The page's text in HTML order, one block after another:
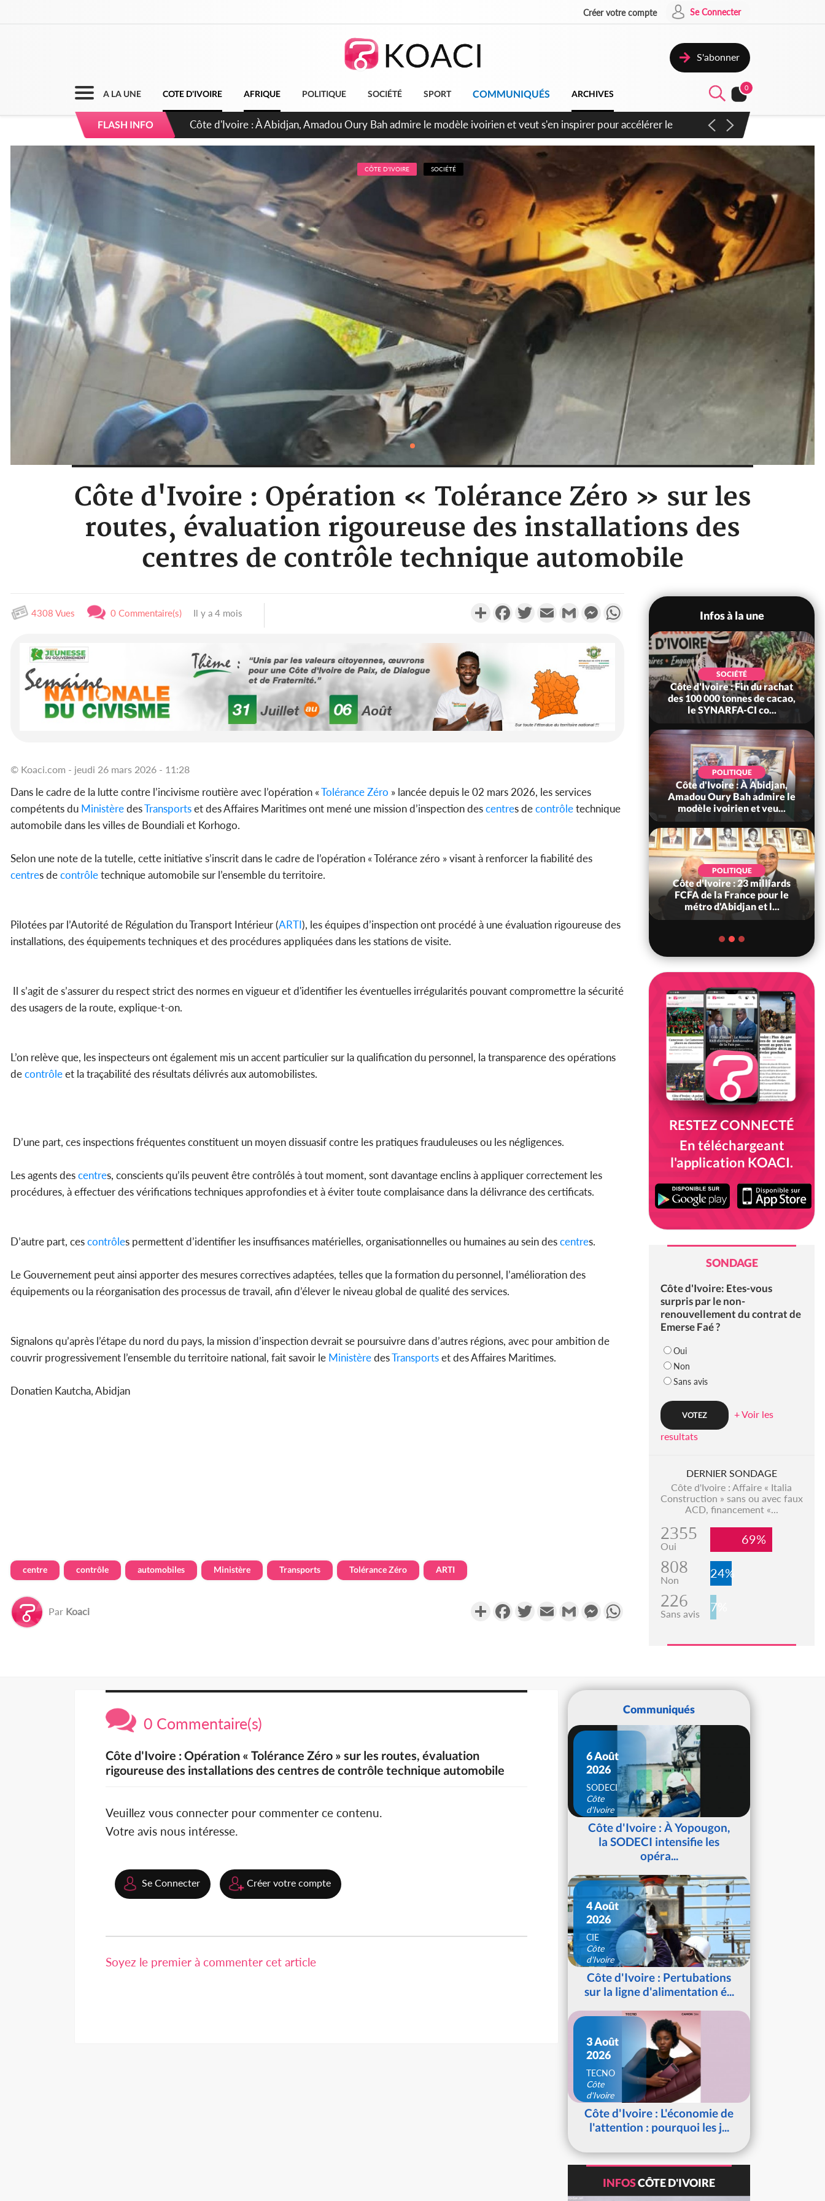
Créer votre compte Se Connecter
S'abonner
A LA UNE COTE D'IVOIRE AFRIQUE POLITIQUE SOCIÉTÉ SPORT COMMUNIQUÉS ARCHIVES
0
FLASH INFO
Côte d'Ivoire : À Abidjan, Amadou Oury Bah admire le modèle ivoirien et veut s'en inspirer pour accélérer le
développement de la Guinée
CÔTE D'IVOIRE SOCIÉTÉ
Côte d'Ivoire : Opération « Tolérance Zéro » sur les
routes, évaluation rigoureuse des installations des
centres de contrôle technique automobile
4308 Vues 0 Commentaire(s) Il y a 4 mois PartagerFacebookTwitterEmail Gmail MessengerWhatsApp
© Koaci.com - jeudi 26 mars 2026 - 11:28
Dans le cadre de la lutte contre l’incivisme routière avec l’opération «Tolérance Zéro » lancée depuis le 02 mars 2026, les services
compétents du MinistèredesTransportset des Affaires Maritimes ont mené une mission d’inspection descentres decontrôletechnique
automobile dans les villes de Boundiali et Korhogo.
Selon une note de la tutelle, cette initiative s’inscrit dans le cadre de l’opération « Tolérance zéro » visant à renforcer la fiabilité des
centres decontrôletechnique automobile sur l’ensemble du territoire.
Pilotées par l’Autorité de Régulation du Transport Intérieur (ARTI), les équipes d’inspection ont procédé à une évaluation rigoureuse des
installations, des équipements techniques et des procédures appliquées dans les stations de visite.
Il s’agit de s’assurer du respect strict des normes en vigueur et d'identifier les éventuelles irrégularités pouvant compromettre la sécurité
des usagers de la route, explique-t-on.
L’on relève que, les inspecteurs ont également mis un accent particulier sur la qualification du personnel, la transparence des opérations
decontrôleet la traçabilité des résultats délivrés aux automobilistes.
D’une part, ces inspections fréquentes constituent un moyen dissuasif contre les pratiques frauduleuses ou les négligences.
Les agents descentres, conscients qu’ils peuvent être contrôlés à tout moment, sont davantage enclins à appliquer correctement les
procédures, à effectuer des vérifications techniques approfondies et à éviter toute complaisance dans la délivrance des certificats.
D’autre part, cescontrôles permettent d’identifier les insuffisances matérielles, organisationnelles ou humaines au sein descentres.
Le Gouvernement peut ainsi apporter des mesures correctives adaptées, telles que la formation du personnel, l’amélioration des
équipements ou la réorganisation des processus de travail, afin d’élever le niveau global de qualité des services.
Signalons qu’après l’étape du nord du pays, la mission d’inspection devrait se poursuivre dans d’autres régions, avec pour ambition de
couvrir progressivement l’ensemble du territoire national, fait savoir le MinistèredesTransportset des Affaires Maritimes.
Donatien Kautcha, Abidjan
centre contrôle automobiles Ministère Transports Tolérance Zéro ARTI
Par Koaci PartagerFacebookTwitterEmail Gmail MessengerWhatsApp
Infos à la une
POLITIQUE
Côte d'Ivoire : Fête nationale,
Alassane Ouattara accorde
la grâce à 4 661...
l'indépendance, Alassane
Ouattara prome...
SOCIÉTÉ
Côte d'Ivoire : Fin du rachat
des 100 000 tonnes de cacao,
le SYNARFA-CI co...
Amadou Oury Bah admire le
modèle ivoirien et veu...
SOCIÉTÉ
Côte d'Ivoire : MIRAH, bras
de fer autour de la mutuelle,
le SYNHA-CI saisi...
POLITIQUE
Côte d'Ivoire : Violences
tragiques à Kossandji (Mé)
ayant fait 03 morts, A...
SOCIÉTÉ
Côte d'Ivoire : « On ne veut
pas mourir chez nous », crient
des habitants d...
RESTEZ CONNECTÉ
En téléchargeant
l'application KOACI.
SONDAGE
Côte d'Ivoire: Etes-vous
surpris par le non-
renouvellement du contrat de
Emerse Faé ?
Oui
Non
Sans avis
+ Voir les
resultats
DERNIER SONDAGE
Côte d'Ivoire : Affaire « Italia
Construction » sans ou avec faux
ACD, financement «...
2355
Oui 69%
808
Non 24%
226
Sans avis 7%
0 Commentaire(s)
Côte d'Ivoire : Opération « Tolérance Zéro » sur les routes, évaluation
rigoureuse des installations des centres de contrôle technique automobile
Veuillez vous connecter pour commenter ce contenu.
Votre avis nous intéresse.
Se Connecter Créer votre compte
Soyez le premier à commenter cet article
Communiqués
6 Août
2026
SODECI
Côte
d'Ivoire
Côte d'Ivoire : À Yopougon,
la SODECI intensifie les
opéra...
4 Août
2026
CIE
Côte
d'Ivoire
Côte d'Ivoire : Pertubations
sur la ligne d'alimentation é...
3 Août
2026
TECNO
Côte
d'Ivoire
Côte d'Ivoire : L'économie de
l'attention : pourquoi les j...
INFOSCÔTE D'IVOIRE